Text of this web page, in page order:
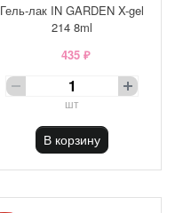
Гель-лак IN GARDEN X-gel
214 8ml
435 ₽
шт
В корзину